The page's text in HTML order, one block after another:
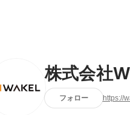
株式会社
フォロー https://